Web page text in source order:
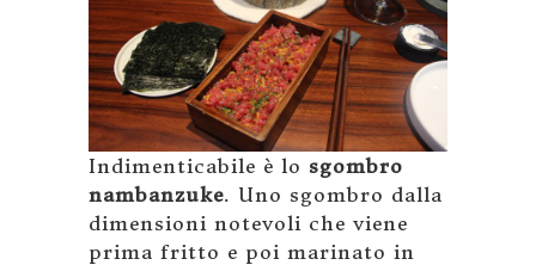
Indimenticabile è lo sgombro
nambanzuke. Uno sgombro dalla
dimensioni notevoli che viene
prima fritto e poi marinato in